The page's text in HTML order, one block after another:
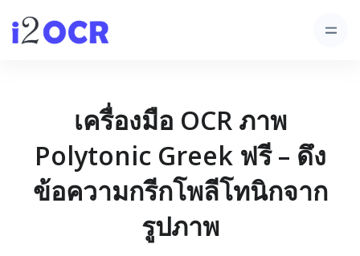
เครื่องมือ OCR ภาพ
Polytonic Greek ฟรี – ดึง
ข้อความกรีกโพลีโทนิกจาก
รูปภาพ